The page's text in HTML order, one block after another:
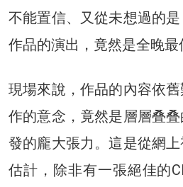
不能置信、又從未想過的
作品的演出，竟然是全晚最
現場來說，作品的內容依
作的意念，竟然是層層叠
發的龐大張力。這是從網上
估計，除非有一張絕佳的